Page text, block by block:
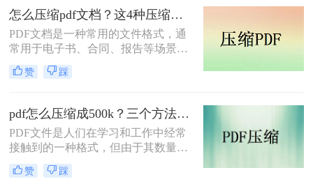
息而变得非常大，占用大量的存储空
间，因此需要进行压缩。本文将介绍
如何免费压缩pdf的方法。
怎么压缩pdf文档？这4种压缩方法快来学~
PDF文档是一种常用的文件格式，通
常用于电子书、合同、报告等场景。
由于PDF文档通常包含大量的文本和
图像信息，因此它们可能会占用大量
变慢，存储空间不足等问题。因此，
对PDF文档进行压缩是非常必要的。
下面将介绍几种常见的PDF压缩方
法。一起看看怎么压缩PDF文档吧。
赞 踩
pdf怎么压缩成500k？三个方法教你压缩文件！
PDF文件是人们在学习和工作中经常
接触到的一种格式，但由于其数量
多、体积大，往往会影响传输效率，
给计算机的存储空间带来一定的负
赞 踩